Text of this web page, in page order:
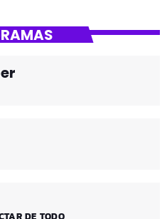
de semana!
DE TODO